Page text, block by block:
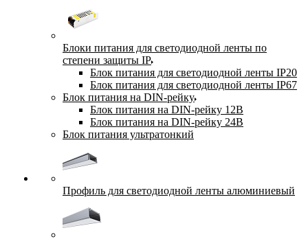
Блоки питания для светодиодной ленты по
степени защиты IP
Блок питания для светодиодной ленты IP20
Блок питания для светодиодной ленты IP67
Блок питания на DIN-рейку
Блок питания на DIN-рейку 12В
Блок питания на DIN-рейку 24В
Блок питания ультратонкий
Профиль для светодиодной ленты алюминиевый